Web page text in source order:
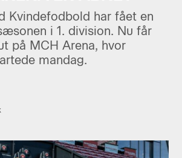
Kvindefodbold har fået en
i 1. division. Nu får
på MCH Arena, hvor
mandag.